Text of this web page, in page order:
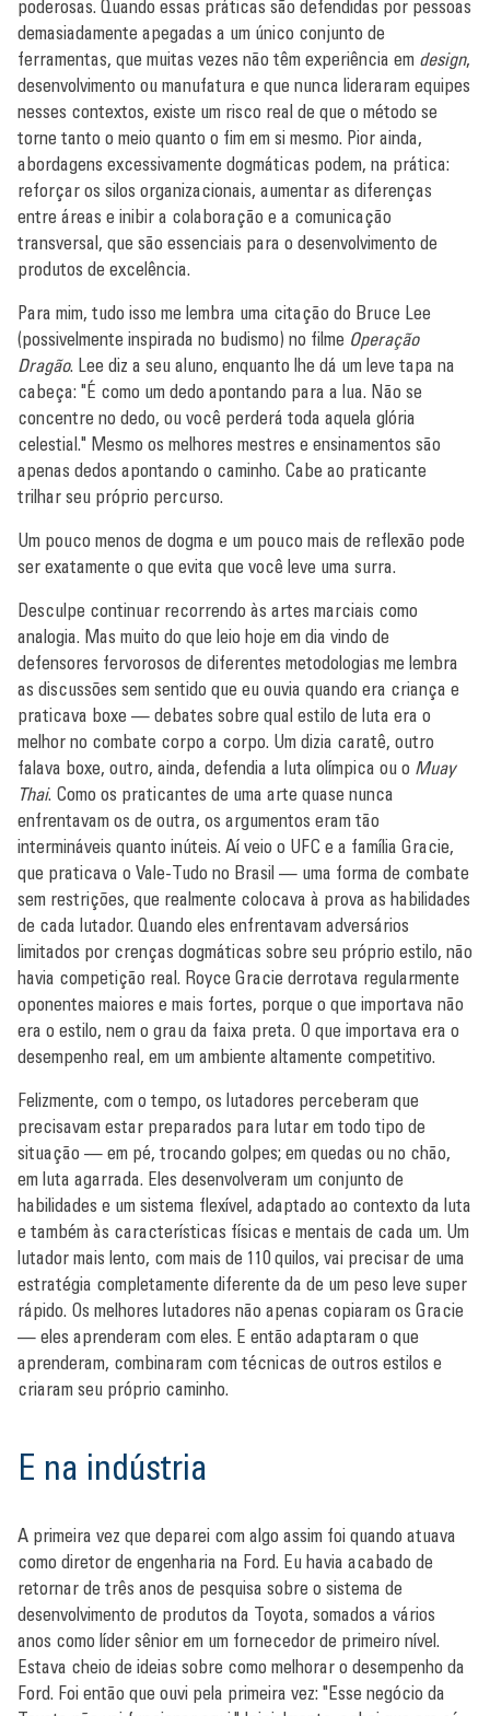
poderosas. Quando essas práticas são defendidas por pessoas
demasiadamente apegadas a um único conjunto de
ferramentas, que muitas vezes não têm experiência em design,
desenvolvimento ou manufatura e que nunca lideraram equipes
nesses contextos, existe um risco real de que o método se
torne tanto o meio quanto o fim em si mesmo. Pior ainda,
abordagens excessivamente dogmáticas podem, na prática:
reforçar os silos organizacionais, aumentar as diferenças
entre áreas e inibir a colaboração e a comunicação
transversal, que são essenciais para o desenvolvimento de
produtos de excelência.
Para mim, tudo isso me lembra uma citação do Bruce Lee
(possivelmente inspirada no budismo) no filme Operação
Dragão. Lee diz a seu aluno, enquanto lhe dá um leve tapa na
cabeça: "É como um dedo apontando para a lua. Não se
concentre no dedo, ou você perderá toda aquela glória
celestial." Mesmo os melhores mestres e ensinamentos são
apenas dedos apontando o caminho. Cabe ao praticante
trilhar seu próprio percurso.
Um pouco menos de dogma e um pouco mais de reflexão pode
ser exatamente o que evita que você leve uma surra.
Desculpe continuar recorrendo às artes marciais como
analogia. Mas muito do que leio hoje em dia vindo de
defensores fervorosos de diferentes metodologias me lembra
as discussões sem sentido que eu ouvia quando era criança e
praticava boxe — debates sobre qual estilo de luta era o
melhor no combate corpo a corpo. Um dizia caratê, outro
falava boxe, outro, ainda, defendia a luta olímpica ou o Muay
Thai. Como os praticantes de uma arte quase nunca
enfrentavam os de outra, os argumentos eram tão
intermináveis quanto inúteis. Aí veio o UFC e a família Gracie,
que praticava o Vale-Tudo no Brasil — uma forma de combate
sem restrições, que realmente colocava à prova as habilidades
de cada lutador. Quando eles enfrentavam adversários
limitados por crenças dogmáticas sobre seu próprio estilo, não
havia competição real. Royce Gracie derrotava regularmente
oponentes maiores e mais fortes, porque o que importava não
era o estilo, nem o grau da faixa preta. O que importava era o
desempenho real, em um ambiente altamente competitivo.
Felizmente, com o tempo, os lutadores perceberam que
precisavam estar preparados para lutar em todo tipo de
situação — em pé, trocando golpes; em quedas ou no chão,
em luta agarrada. Eles desenvolveram um conjunto de
habilidades e um sistema flexível, adaptado ao contexto da luta
e também às características físicas e mentais de cada um. Um
lutador mais lento, com mais de 110 quilos, vai precisar de uma
estratégia completamente diferente da de um peso leve super
rápido. Os melhores lutadores não apenas copiaram os Gracie
— eles aprenderam com eles. E então adaptaram o que
aprenderam, combinaram com técnicas de outros estilos e
criaram seu próprio caminho.
E na indústria
A primeira vez que deparei com algo assim foi quando atuava
como diretor de engenharia na Ford. Eu havia acabado de
retornar de três anos de pesquisa sobre o sistema de
desenvolvimento de produtos da Toyota, somados a vários
anos como líder sênior em um fornecedor de primeiro nível.
Estava cheio de ideias sobre como melhorar o desempenho da
Ford. Foi então que ouvi pela primeira vez: "Esse negócio da